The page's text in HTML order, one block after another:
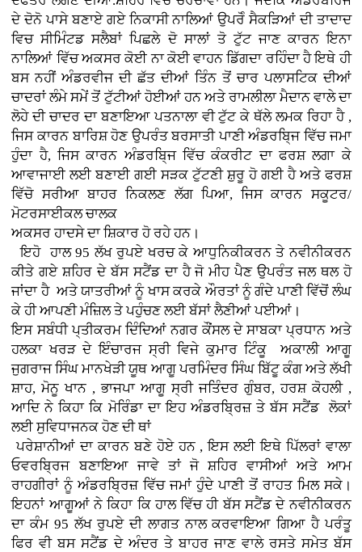
ਦੇ ਦੋਨੋ ਪਾਸੇ ਬਣਾਏ ਗਏ ਨਿਕਾਸੀ ਨਾਲਿਆਂ ਉਪਰੋੰ ਸੈਕੜਿਆਂ ਦੀ ਤਾਦਾਦ
ਵਿਚ ਸੀਮਿੰਟਡ ਸਲੈਬਾਂ ਪਿਛਲੇ ਦੋ ਸਾਲਾਂ ਤੋ ਟੁੱਟ ਜਾਣ ਕਾਰਨ ਇਨਾ
ਨਾਲਿਆਂ ਵਿੱਚ ਅਕਸਰ ਕੋਈ ਨਾ ਕੋਈ ਵਾਹਨ ਡਿੱਗਦਾ ਰਹਿੰਦਾ ਹੈ ਇਥੇ ਹੀ
ਬਸ ਨਹੀਂ ਅੰਡਰਵੀਜ ਦੀ ਛੱਤ ਦੀਆਂ ਤਿੰਨ ਤੋਂ ਚਾਰ ਪਲਾਸਟਿਕ ਦੀਆਂ
ਚਾਦਰਾਂ ਲੰਮੇ ਸਮੇਂ ਤੋਂ ਟੁੱਟੀਆਂ ਹੋਈਆਂ ਹਨ ਅਤੇ ਰਾਮਲੀਲਾ ਮੈਦਾਨ ਵਾਲੇ ਦਾ
ਲੋਹੇ ਦੀ ਚਾਦਰ ਦਾ ਬਣਾਇਆ ਪਤਨਾਲਾ ਵੀ ਟੁੱਟ ਕੇ ਥੱਲੇ ਲਮਕ ਰਿਹਾ ਹੈ ,
ਜਿਸ ਕਾਰਨ ਬਾਰਿਸ਼ ਹੋਣ ਉਪਰੰਤ ਬਰਸਾਤੀ ਪਾਣੀ ਅੰਡਰਬਿ੍ਜ ਵਿੱਚ ਜਮਾ
ਹੁੰਦਾ ਹੈ, ਜਿਸ ਕਾਰਨ ਅੰਡਰਬਿ੍ਜ ਵਿੱਚ ਕੰਕਰੀਟ ਦਾ ਫਰਸ਼ ਲਗਾ ਕੇ
ਆਵਾਜਾਈ ਲਈ ਬਣਾਈ ਗਈ ਸੜਕ ਟੁੱਟਣੀ ਸ਼ੁਰੂ ਹੋ ਗਈ ਹੈ ਅਤੇ ਫਰਸ਼
ਵਿੱਚੋ ਸਰੀਆ ਬਾਹਰ ਨਿਕਲਣ ਲੱਗ ਪਿਆ, ਜਿਸ ਕਾਰਨ ਸਕੂਟਰ/
ਮੋਟਰਸਾਈਕਲ ਚਾਲਕ
ਅਕਸਰ ਹਾਦਸੇ ਦਾ ਸ਼ਿਕਾਰ ਹੋ ਰਹੇ ਹਨ।
ਇਹੋ ਹਾਲ 95 ਲੱਖ ਰੁਪਏ ਖਰਚ ਕੇ ਆਧੁਨਿਕੀਕਰਨ ਤੇ ਨਵੀਨੀਕਰਨ
ਕੀਤੇ ਗਏ ਸ਼ਹਿਰ ਦੇ ਬੱਸ ਸਟੈਂਡ ਦਾ ਹੈ ਜੋ ਮੀਹ ਪੈਣ ਉਪਰੰਤ ਜਲ ਥਲ ਹੋ
ਜਾਂਦਾ ਹੈ ਅਤੇ ਯਾਤਰੀਆਂ ਨੂੰ ਖਾਸ ਕਰਕੇ ਔਰਤਾਂ ਨੂੰ ਗੰਦੇ ਪਾਣੀ ਵਿੱਚੋਂ ਲੰਘ
ਕੇ ਹੀ ਆਪਣੀ ਮੰਜ਼ਿਲ ਤੇ ਪਹੁੰਚਣ ਲਈ ਬੱਸਾਂ ਲੈਣੀਆਂ ਪਈਆਂ।
ਇਸ ਸਬੰਧੀ ਪ੍ਤੀਕਰਮ ਦਿੰਦਿਆਂ ਨਗਰ ਕੌਂਸਲ ਦੇ ਸਾਬਕਾ ਪ੍ਰਧਾਨ ਅਤੇ
ਹਲਕਾ ਖਰੜ ਦੇ ਇੰਚਾਰਜ ਸ੍ਰੀ ਵਿਜੇ ਕੁਮਾਰ ਟਿੰਕੂ ਅਕਾਲੀ ਆਗੂ
ਜੁਗਰਾਜ ਸਿੰਘ ਮਾਨਖੇੜੀ ਯੂਥ ਆਗੂ ਪਰਮਿੰਦਰ ਸਿੰਘ ਬਿੱਟੂ ਕੰਗ ਅਤੇ ਲੱਖੀ
ਸ਼ਾਹ, ਮੋਨੂ ਖਾਨ , ਭਾਜਪਾ ਆਗੂ ਸ੍ਰੀ ਜਤਿੰਦਰ ਗੁੰਬਰ, ਹਰਸ਼ ਕੋਹਲੀ ,
ਆਦਿ ਨੇ ਕਿਹਾ ਕਿ ਮੋਰਿੰਡਾ ਦਾ ਇਹ ਅੰਡਰਬ੍ਰਿਜ਼ ਤੇ ਬੱਸ ਸਟੈਂਡ ਲੋਕਾਂ
ਲਈ ਸੁਵਿਧਾਜਨਕ ਹੋਣ ਦੀ ਥਾਂ
ਪਰੇਸ਼ਾਨੀਆਂ ਦਾ ਕਾਰਨ ਬਣੇ ਹੋਏ ਹਨ , ਇਸ ਲਈ ਇਥੇ ਪਿੱਲਰਾਂ ਵਾਲਾ
ਓਵਰਬ੍ਰਿਜ ਬਣਾਇਆ ਜਾਵੇ ਤਾਂ ਜੋ ਸ਼ਹਿਰ ਵਾਸੀਆਂ ਅਤੇ ਆਮ
ਰਾਹਗੀਰਾਂ ਨੂੰ ਅੰਡਰਬ੍ਰਿਜ਼ ਵਿੱਚ ਜਮਾਂ ਹੁੰਦੇ ਪਾਣੀ ਤੋਂ ਰਾਹਤ ਮਿਲ ਸਕੇ।
ਇਹਨਾਂ ਆਗੂਆਂ ਨੇ ਕਿਹਾ ਕਿ ਹਾਲ ਵਿੱਚ ਹੀ ਬੱਸ ਸਟੈਂਡ ਦੇ ਨਵੀਨੀਕਰਨ
ਦਾ ਕੰਮ 95 ਲੱਖ ਰੁਪਏ ਦੀ ਲਾਗਤ ਨਾਲ ਕਰਵਾਇਆ ਗਿਆ ਹੈ ਪਰੰਤੂ
ਫਿਰ ਵੀ ਬਸ ਸਟੈਂਡ ਦੇ ਅੰਦਰ ਤੇ ਬਾਹਰ ਜਾਣ ਵਾਲੇ ਰਸਤੇ ਸਮੇਤ ਬੱਸ